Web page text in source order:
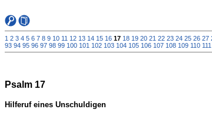
1 2 3 4 5 6 7 8 9 10 11 12 13 14 15 16 17 18 19 20 21 22 23 24 25 26 27
93 94 95 96 97 98 99 100 101 102 103 104 105 106 107 108 109 110 111
Psalm 17
Hilferuf eines Unschuldigen